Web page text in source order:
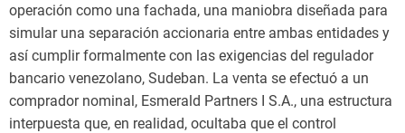
operación como una fachada, una maniobra diseñada para
simular una separación accionaria entre ambas entidades y
así cumplir formalmente con las exigencias del regulador
bancario venezolano, Sudeban. La venta se efectuó a un
comprador nominal, Esmerald Partners I S.A., una estructura
interpuesta que, en realidad, ocultaba que el control